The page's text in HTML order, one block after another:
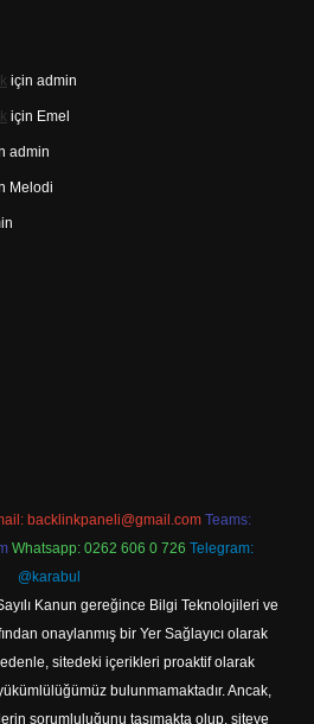
için admin
için Emel
admin
Melodi
backlinkpaneli@gmail.com Teams:
Whatsapp: 0262 606 0 726 Telegram:
@karabul
Kanun gereğince Bilgi Teknolojileri ve
onaylanmış bir Yer Sağlayıcı olarak
sitedeki içerikleri proaktif olarak
bulunmamaktadır. Ancak,
sorumluluğunu taşımakta olup, siteye